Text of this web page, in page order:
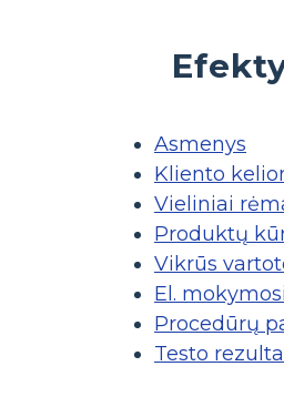
Asmenys
Kliento
Vieliniai
Produktų
Vikrūs
El.
Procedūrų
Testo